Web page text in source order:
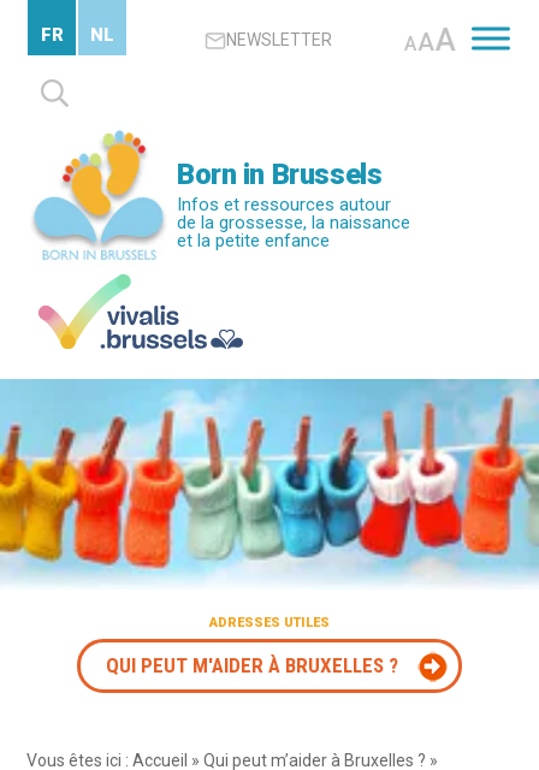
contenu
principal
NEWSLETTER AAA
Rechercher :
FR NL
Born in Brussels
Infos et ressources autour
de la grossesse, la naissance
et la petite enfance
ADRESSES UTILES
QUI PEUT M'AIDER À BRUXELLES ?
Vous êtes ici :Accueil »Qui peut m’aider à Bruxelles ? »